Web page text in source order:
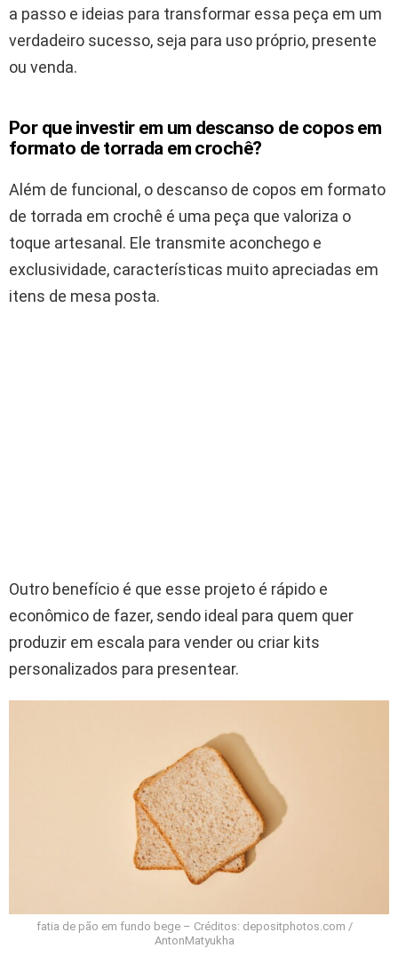
a passo e ideias para transformar essa peça em um
verdadeiro sucesso, seja para uso próprio, presente
ou venda.
Por que investir em um descanso de copos em
formato de torrada em crochê?
Além de funcional, o descanso de copos em formato
de torrada em crochê é uma peça que valoriza o
toque artesanal. Ele transmite aconchego e
exclusividade, características muito apreciadas em
itens de mesa posta.
Outro benefício é que esse projeto é rápido e
econômico de fazer, sendo ideal para quem quer
produzir em escala para vender ou criar kits
personalizados para presentear.
fatia de pão em fundo bege – Créditos: depositphotos.com /
AntonMatyukha